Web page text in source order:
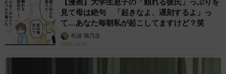
見て母は絶句 「起きなよ、遅刻するよ」っ
て…あなた毎朝私が起こしてますけど？笑
松波 穂乃圭
2026.08.07